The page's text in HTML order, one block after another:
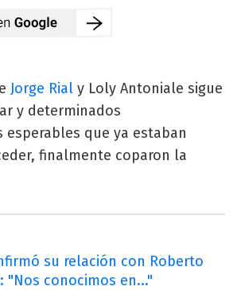
Jorge Rial y Loly Antoniale sigue
y determinados
esperables que ya estaban
finalmente coparon la
su relación con Roberto
"Nos conocimos en..."